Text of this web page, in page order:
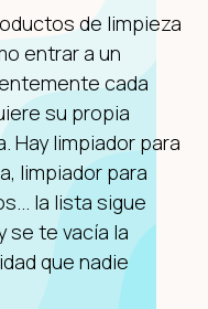
de limpieza
entrar a un
cada
su propia
Hay limpiador para
limpiador para
la lista sigue
se te vacía la
que nadie